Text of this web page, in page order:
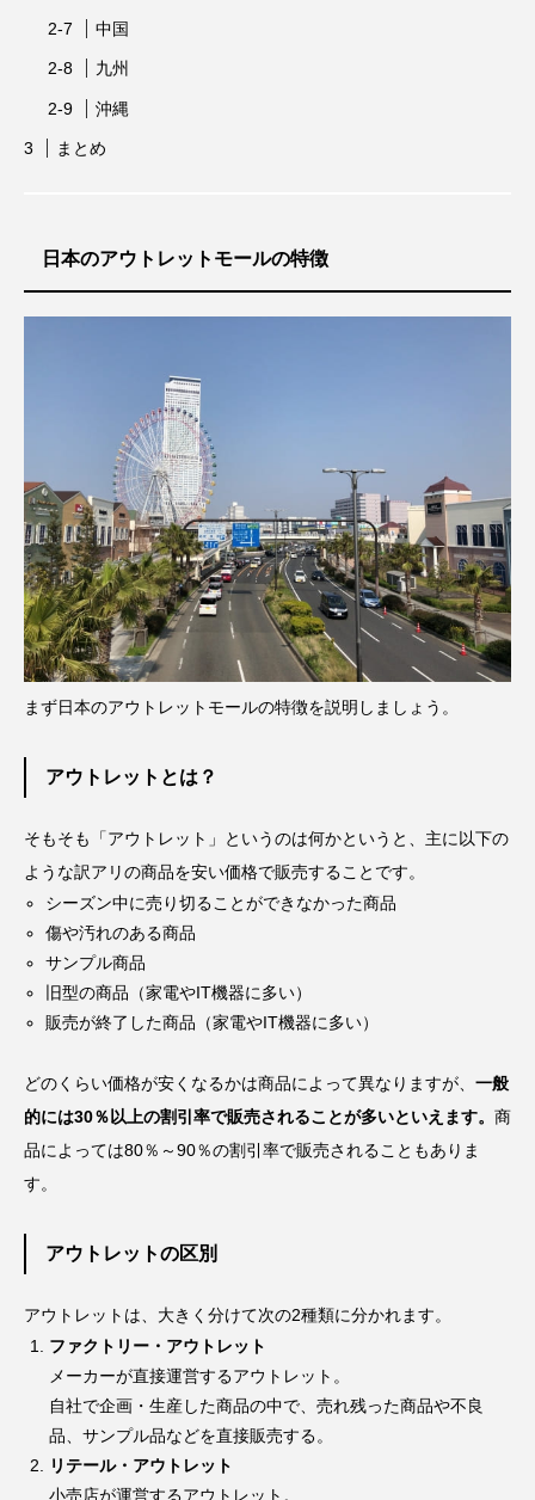
中国
九州
沖縄
まとめ
日本のアウトレットモールの特徴
まず日本のアウトレットモールの特徴を説明しましょう。
アウトレットとは？
そもそも「アウトレット」というのは何かというと、主に以下の
ような訳アリの商品を安い価格で販売することです。
シーズン中に売り切ることができなかった商品
傷や汚れのある商品
サンプル商品
旧型の商品（家電やIT機器に多い）
販売が終了した商品（家電やIT機器に多い）
どのくらい価格が安くなるかは商品によって異なりますが、 一般
的には30％以上の割引率で販売されることが多いといえます。 商
品によっては80％～90％の割引率で販売されることもありま
す。
アウトレットの区別
アウトレットは、大きく分けて次の2種類に分かれます。
ファクトリー・アウトレット
メーカーが直接運営するアウトレット。
自社で企画・生産した商品の中で、売れ残った商品や不良
品、サンプル品などを直接販売する。
リテール・アウトレット
小売店が運営するアウトレット。